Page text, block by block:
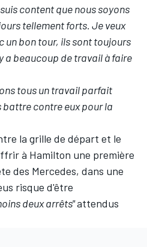
content que nous soyons
tellement forts. Je veux
un bon tour, ils sont toujours
a beaucoup de travail à faire
tous un travail parfait
contre eux pour la
la grille de départ et le
à Hamilton une première
des Mercedes, dans une
risque d'être
deux arrêts"attendus